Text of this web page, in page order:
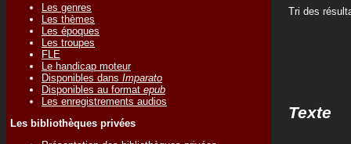
Les genres
Les thèmes
Les époques
Les troupes
FLE
Le handicap moteur
Disponibles dans Imparato
Disponibles au format epub
Les enregistrements audios
Les bibliothèques privées
Tri des
Texte